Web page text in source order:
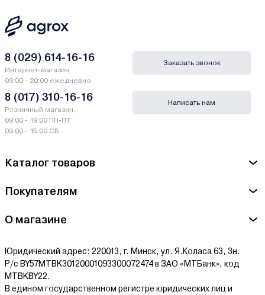
В нашем интернет-магазине Вы можете приобристи товары
Диолд за наличный и безналичный расчет. А также в кредит,
ведущих банков Беларуси.
Гарантии и сервис - Клеевые пистолеты
Производитель Диолд - Диолд (ЗАО "Диффузион
Инструмент" Смоленск) Россия г.Смоленск, 214031,
Сервисный центр Диолд - SPI Multiservice г. Минск, пр-т
(029) 863-46-44. Гарантийное обслуживание по всей Беларуси
Ознакомиться с условиями оплаты и доставки товара можно
здесь.
Каталог товаров
Покупателям
О магазине
Юридический адрес: 220013, г. Минск, ул. Я.Коласа 63, 3н.
Р/с BY57MTBK30120001093300072474 в ЗАО «МТБанк», код
MTBKBY22.
В едином государственном регистре юридических лиц и
8 (029) 614-16-16
Интернет-магазин,
09:00 - 20:00 ежедневно
8 (017) 310-16-16
Розничный магазин,
09:00 - 19:00 ПН-ПТ
09:00 - 15:00 СБ
Заказать звонок
Написать нам